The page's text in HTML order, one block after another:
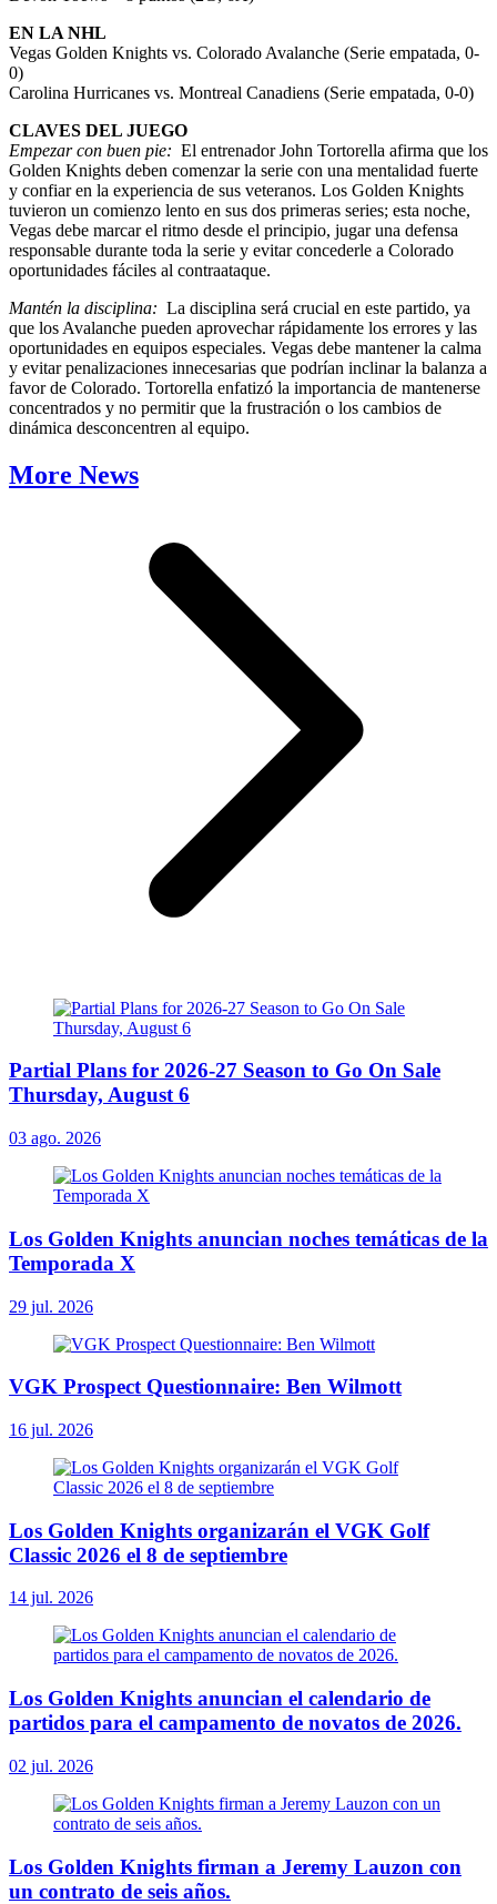
EN LA NHL
Vegas Golden Knights vs. Colorado Avalanche (Serie empatada, 0-
0)
Carolina Hurricanes vs. Montreal Canadiens (Serie empatada, 0-0)
CLAVES DEL JUEGO
Empezar con buen pie: El entrenador John Tortorella afirma que los
Golden Knights deben comenzar la serie con una mentalidad fuerte
y confiar en la experiencia de sus veteranos. Los Golden Knights
tuvieron un comienzo lento en sus dos primeras series; esta noche,
Vegas debe marcar el ritmo desde el principio, jugar una defensa
responsable durante toda la serie y evitar concederle a Colorado
oportunidades fáciles al contraataque.
Mantén la disciplina: La disciplina será crucial en este partido, ya
que los Avalanche pueden aprovechar rápidamente los errores y las
oportunidades en equipos especiales. Vegas debe mantener la calma
y evitar penalizaciones innecesarias que podrían inclinar la balanza a
favor de Colorado. Tortorella enfatizó la importancia de mantenerse
concentrados y no permitir que la frustración o los cambios de
dinámica desconcentren al equipo.
More News
Partial Plans for 2026-27 Season to Go On Sale
Thursday, August 6
03 ago. 2026
Los Golden Knights anuncian noches temáticas de la
Temporada X
29 jul. 2026
VGK Prospect Questionnaire: Ben Wilmott
16 jul. 2026
Los Golden Knights organizarán el VGK Golf
Classic 2026 el 8 de septiembre
14 jul. 2026
Los Golden Knights anuncian el calendario de
partidos para el campamento de novatos de 2026.
02 jul. 2026
Los Golden Knights firman a Jeremy Lauzon con
un contrato de seis años.